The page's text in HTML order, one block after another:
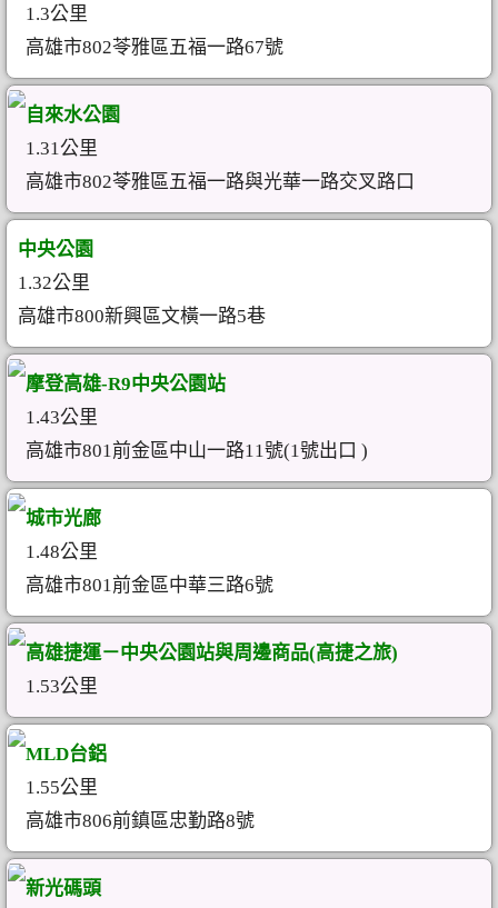
1.3公里
高雄市802苓雅區五福一路67號
自來水公園
1.31公里
高雄市802苓雅區五福一路與光華一路交叉路口
中央公園
1.32公里
高雄市800新興區文橫一路5巷
摩登高雄-R9中央公園站
1.43公里
高雄市801前金區中山一路11號(1號出口 )
城市光廊
1.48公里
高雄市801前金區中華三路6號
高雄捷運－中央公園站與周邊商品(高捷之旅)
1.53公里
MLD台鋁
1.55公里
高雄市806前鎮區忠勤路8號
新光碼頭